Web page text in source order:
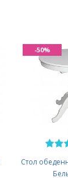
Стол
-50%